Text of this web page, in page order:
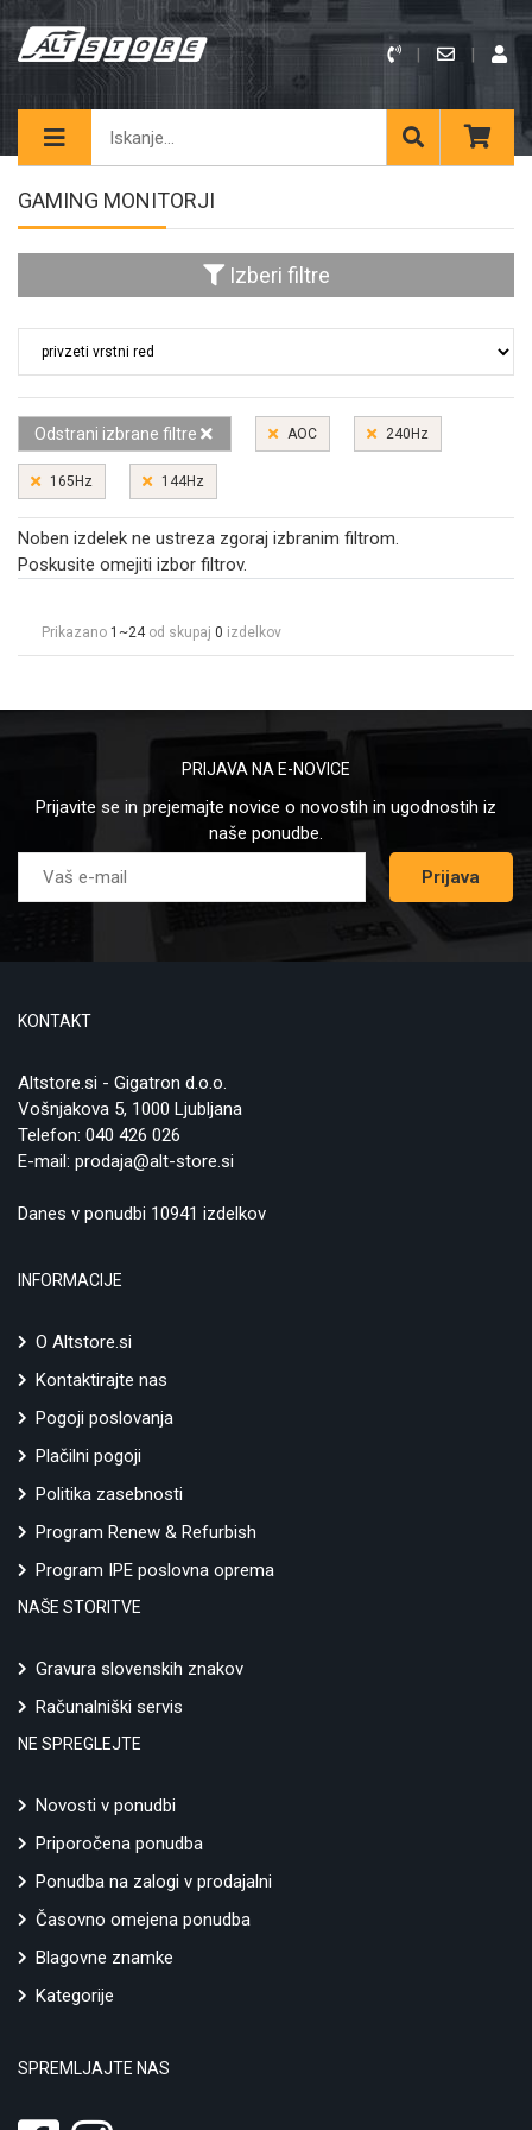
GAMING MONITORJI
Izberi filtre
Odstrani izbrane filtre AOC 240Hz
165Hz 144Hz
Noben izdelek ne ustreza zgoraj izbranim filtrom.
Poskusite omejiti izbor filtrov.
Prikazano 1~24od skupaj 0 izdelkov
PRIJAVA NA E-NOVICE
Prijavite se in prejemajte novice o novostih in ugodnostih iz
naše ponudbe.
Prijava
KONTAKT
Altstore.si - Gigatron d.o.o.
Vošnjakova 5, 1000 Ljubljana
Telefon: 040 426 026
E-mail: prodaja@alt-store.si
Danes v ponudbi 10941 izdelkov
INFORMACIJE
O Altstore.si
Kontaktirajte nas
Pogoji poslovanja
Plačilni pogoji
Politika zasebnosti
Program Renew & Refurbish
Program IPE poslovna oprema
NAŠE STORITVE
Gravura slovenskih znakov
Računalniški servis
NE SPREGLEJTE
Novosti v ponudbi
Priporočena ponudba
Ponudba na zalogi v prodajalni
Časovno omejena ponudba
Blagovne znamke
Kategorije
SPREMLJAJTE NAS